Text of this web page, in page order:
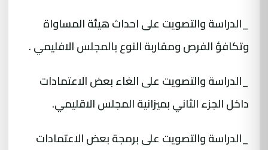
_الدراسة والتصويت على احداث هيئة المساواة
وتكافؤ الفرص ومقاربة النوع بالمجلس الافليمي .
_الدراسة والتصويت على الغاء بعض الاعتمادات
داخل الجزء الثاني بميزانية المجلس الاقليمي.
_الدراسة والتصويت على برمجة بعض الاعتمادات